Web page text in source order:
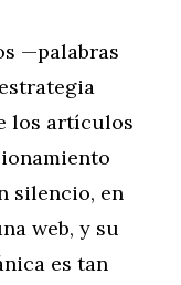
—palabras
los artículos
silencio, en
web, y su
es tan